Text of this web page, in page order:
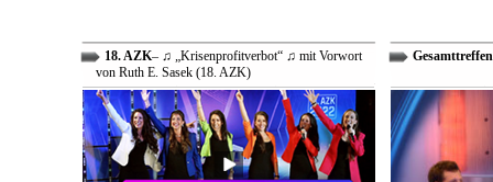
18. AZK– ♫ „Krisenprofitverbot“ ♫ mit Vorwort
von Ruth E. Sasek (18. AZK)